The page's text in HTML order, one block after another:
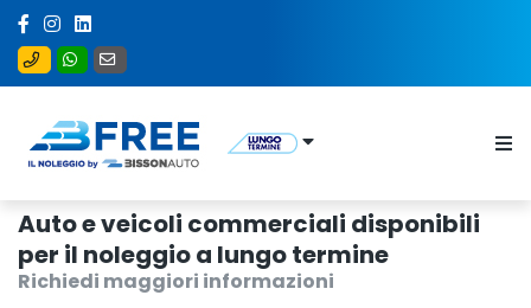
Auto e veicoli commerciali disponibili
per il noleggio a lungo termine
Richiedi maggiori informazioni